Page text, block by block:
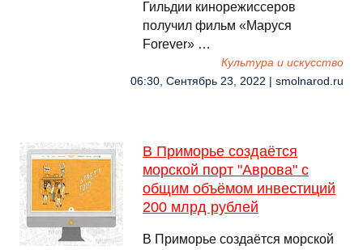
Гильдии кинорежиссеров
получил фильм «Маруся
Forever» …
Культура и искусство
06:30, Сентябрь 23, 2022 | smolnarod.ru
В Приморье создаётся
морской порт "Аврова" с
общим объёмом инвестиций
200 млрд рублей
В Приморье создаётся морской